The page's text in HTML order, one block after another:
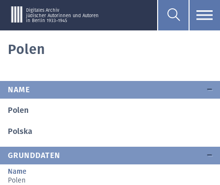
Digitales Archiv
jüdischer Autorinnen und Autoren
in Berlin 1933–1945
Polen
NAME
Polen
Polska
GRUNDDATEN
Name
Polen